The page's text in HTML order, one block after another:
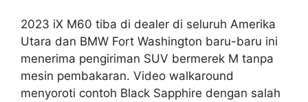
2023 iX M60 tiba di dealer di seluruh Amerika
Utara dan BMW Fort Washington baru-baru ini
menerima pengiriman SUV bermerek M tanpa
mesin pembakaran. Video walkaround
menyoroti contoh Black Sapphire dengan salah